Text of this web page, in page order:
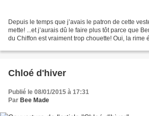
Depuis le temps que j’avais le patron de cette
mette! ...et j’aurais dû le faire plus tôt parce que
du Chiffon est vraiment trop chouette! Oui, la rime
Chloé d'hiver
Publié le 08/01/2015 à 17:31
Par Bee Made